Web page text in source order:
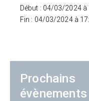
Début : 04/03/2024 à
Fin : 04/03/2024 à
Prochains
évènements